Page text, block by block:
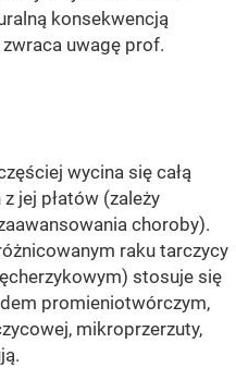
konsekwencją
uwagę prof.
wycina się całą
jej płatów (zależy
choroby).
raku tarczycy
stosuje się
promieniotwórczym,
mikroprzerzuty,